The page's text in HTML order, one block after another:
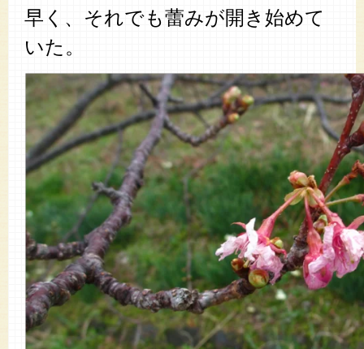
早く、それでも蕾みが開き始めて
いた。